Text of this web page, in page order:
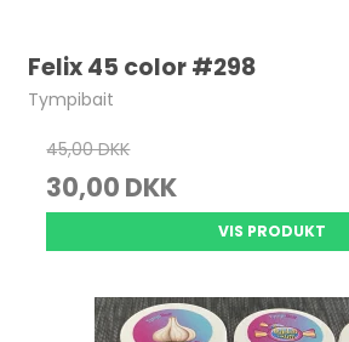
Felix 45 color #298
Tympibait
45,00 DKK
30,00 DKK
VIS PRODUKT